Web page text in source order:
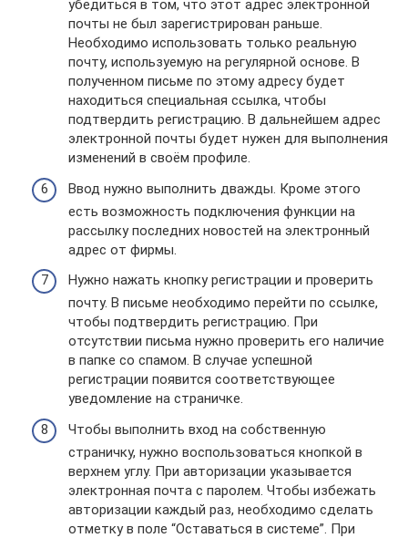
убедиться в том, что этот адрес электронной
почты не был зарегистрирован раньше.
Необходимо использовать только реальную
почту, используемую на регулярной основе. В
полученном письме по этому адресу будет
находиться специальная ссылка, чтобы
подтвердить регистрацию. В дальнейшем адрес
электронной почты будет нужен для выполнения
изменений в своём профиле.
Ввод нужно выполнить дважды. Кроме этого
есть возможность подключения функции на
рассылку последних новостей на электронный
адрес от фирмы.
Нужно нажать кнопку регистрации и проверить
почту. В письме необходимо перейти по ссылке,
чтобы подтвердить регистрацию. При
отсутствии письма нужно проверить его наличие
в папке со спамом. В случае успешной
регистрации появится соответствующее
уведомление на страничке.
Чтобы выполнить вход на собственную
страничку, нужно воспользоваться кнопкой в
верхнем углу. При авторизации указывается
электронная почта с паролем. Чтобы избежать
авторизации каждый раз, необходимо сделать
отметку в поле “Оставаться в системе”. При